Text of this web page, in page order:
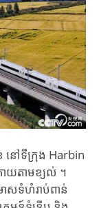
នៅទីក្រុង Harbin
ាយតាមខ្យល់ ។
សទំហំរាប់ពាន់